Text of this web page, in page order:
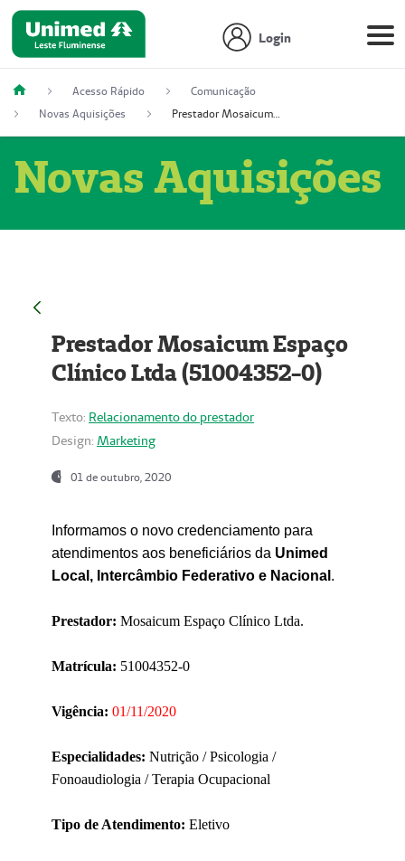
Login
Acesso Rápido
Comunicação
Novas Aquisições
Prestador Mosaicum Espaço Clínico Ltda (51004352-0)
Novas Aquisições
Prestador Mosaicum Espaço
Clínico Ltda (51004352-0)
Texto: Relacionamento do prestador
Design: Marketing
01 de outubro, 2020
Informamos o novo credenciamento para
atendimentos aos beneficiários da Unimed
Local, Intercâmbio Federativo e Nacional .
Prestador: Mosaicum Espaço Clínico Ltda.
Matrícula: 51004352-0
Vigência: 01/11/2020
Especialidades: Nutrição / Psicologia /
Fonoaudiologia / Terapia Ocupacional
Tipo de Atendimento: Eletivo